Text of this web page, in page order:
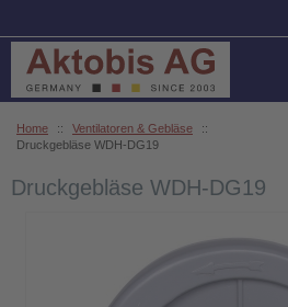
Home :: Ventilatoren & Gebläse
::
Druckgebläse WDH-DG19
Druckgebläse WDH-DG19